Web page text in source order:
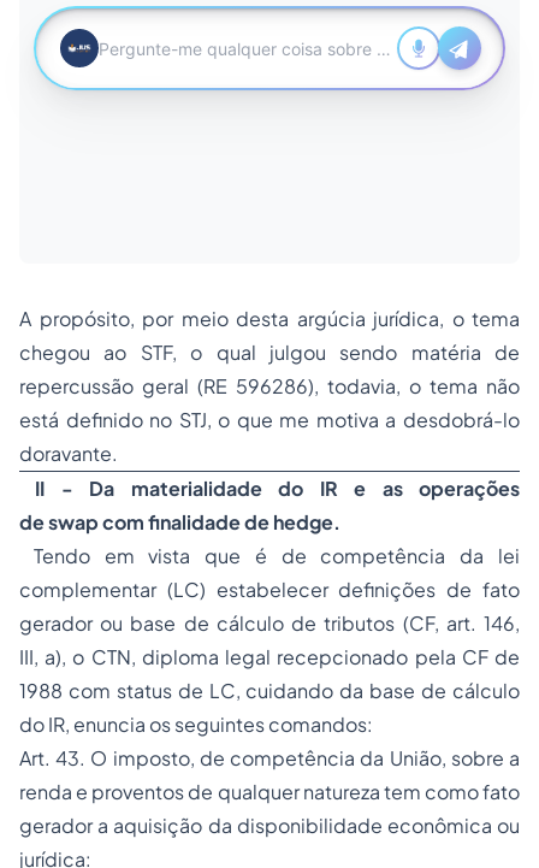
A propósito, por meio desta argúcia jurídica, o tema
chegou ao STF, o qual julgou sendo matéria de
repercussão geral (RE 596286), todavia, o tema não
está definido no STJ, o que me motiva a desdobrá-lo
doravante.
II - Da materialidade do IR e as operações
deswapcom finalidade dehedge.
Tendo em vista que é de competência da lei
complementar (LC) estabelecer definições de fato
geradorou base de cálculode tributos (CF, art. 146,
III, a), o CTN, diploma legal recepcionado pela CF de
1988 com status de LC, cuidando da base de cálculo
do IR, enuncia os seguintes comandos:
Art. 43. O imposto, de competência da União, sobre a
renda e proventos de qualquer natureza tem como fato
gerador a aquisição da disponibilidade econômica ou
jurídica: